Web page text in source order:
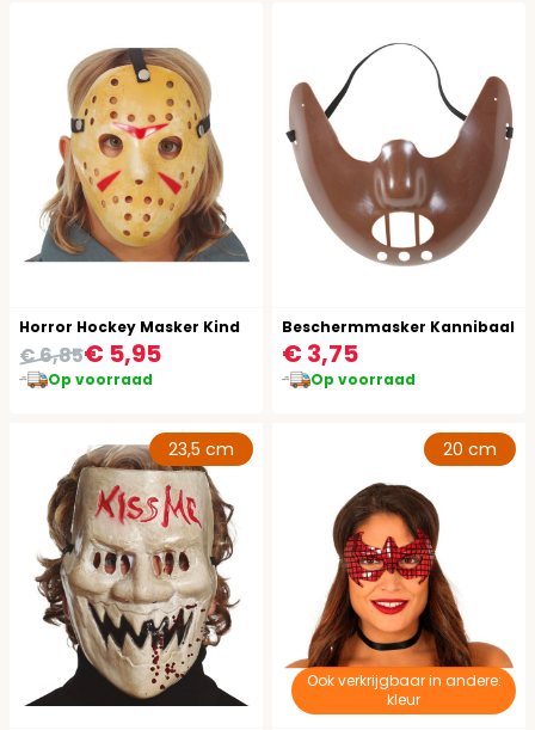
Horror Hockey Masker Kind
€ 5,95
€ 6,85
Op voorraad
Beschermmasker Kannibaal
€ 3,75
Op voorraad
23,5 cm
Ook verkrijgbaar in andere:
kleur
20 cm